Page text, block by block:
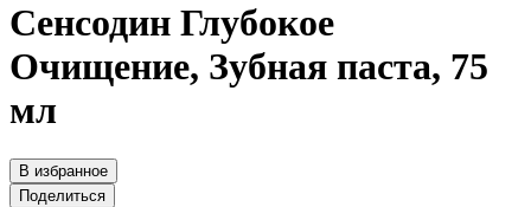
Сенсодин Глубокое
Очищение, Зубная паста, 75
мл
В избранное
Поделиться